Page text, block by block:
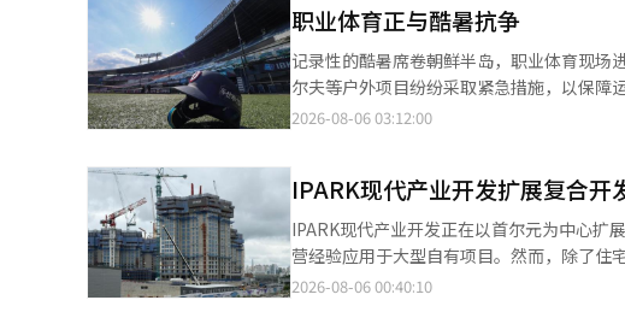
化应用和巡逻服务的扩展将带来收益。”※
结构创新将重点放在钢铁、石化、生物、家
定各行业的高附加值和环保转型方案。 在钢铁领域，政府将推动AI制造流程的创新，并计划在2026至2030年间开发
总额为7868亿韩元的韩国氢还原炼钢实证
入的综合支持方案。 在生物领域，政府将制定AI新药开发的综合路线图和K-制药生物前沿企业的培育方案。造船业将
引入焊接机器人等人形机器人，并支持完全
手等三大核心部件的专用研发（R&D），并
示等十大产业的专用人形机器人。 政府还计划通过连接AI工厂和智能工厂，制定年内推广1000台AI机器人的方案。
计划建立数据工厂，生产10个行业的300个工序的机
政府将加强对弱势群体的安全网和生命周期
并在第四季度制定包括生活和医疗补助等福利领取标准的弱
职业体育正与酷暑抗争
记录性的酷暑席卷朝鲜半岛，职业体育现场
尔夫等户外项目纷纷采取紧急措施，以保障运动员和观众的安全。 在今年夏季
球KBO联赛。韩国棒球委员会（KBO）于5
报告。甚至在第八局结束时，一名20多岁
除颤器（AED）后才使其恢复意识，并送往医院。 此次全面停赛措施使得本赛季因酷暑取消的KBO
场。KBO计划于6日召开包括10家俱乐部经
关的综合安全对策。 职业足球K联赛目前尚未因酷暑取消比赛，但为了预防运动员中暑，已采取多项措施。 韩国职业
足球联盟于5日表示：“K联赛1（一级）第
2026-08-06 03:12:00
IPARK现代产业开发扩展复合开
IPARK现代产业开发正在以首尔元为中心扩
营经验应用于大型自有项目。然而，除了住
战。 根据建筑行业的消息，IPARK现代产业开发正在推进首尔元、龙山铁路医院用地、复正站周边开发，以及青拉医
2026-08-06 00:40:10